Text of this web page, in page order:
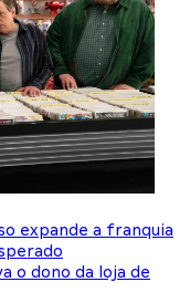
expande a franquia
o dono da loja de